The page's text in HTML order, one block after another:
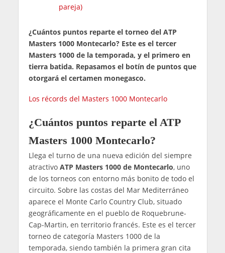
pareja)
¿Cuántos puntos reparte el torneo del ATP
Masters 1000 Montecarlo? Este es el tercer
Masters 1000 de la temporada, y el primero en
tierra batida. Repasamos el botín de puntos que
otorgará el certamen monegasco.
Los récords del Masters 1000 Montecarlo
¿Cuántos puntos reparte el ATP
Masters 1000 Montecarlo?
Llega el turno de una nueva edición del siempre
atractivo ATP Masters 1000 de Montecarlo, uno
de los torneos con entorno más bonito de todo el
circuito. Sobre las costas del Mar Mediterráneo
aparece el Monte Carlo Country Club, situado
geográficamente en el pueblo de Roquebrune-
Cap-Martin, en territorio francés. Este es el tercer
torneo de categoría Masters 1000 de la
temporada, siendo también la primera gran cita